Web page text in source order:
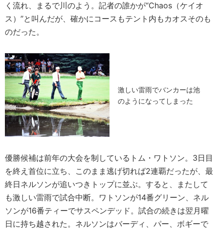
く流れ、まるで川のよう。記者の誰かが“Chaos（ケイオ
ス）”と叫んだが、確かにコースもテント内もカオスそのも
のだった。
激しい雷雨でバンカーは池
のようになってしまった
優勝候補は前年の大会を制しているトム・ワトソン。3日目
を終え首位に立ち、このまま逃げ切れば2連覇だったが、最
終日ネルソンが追いつきトップに並ぶ。すると、またして
も激しい雷雨で試合中断。ワトソンが14番グリーン、ネル
ソンが16番ティーでサスペンデッド。試合の続きは翌月曜
日に持ち越された。ネルソンはバーディ、パー、ボギーで